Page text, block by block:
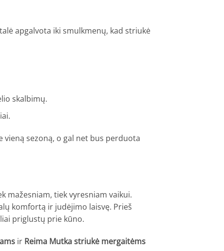
apgalvota iki smulkmenų, kad striukė
skalbimų.
sezoną, o gal net bus perduota
mažesniam, tiek vyresniam vaikui.
komfortą ir judėjimo laisvę. Prieš
priglustų prie kūno.
ir Reima Mutka striukė mergaitėms